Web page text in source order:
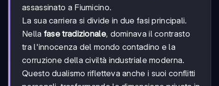
assassinato a Fiumicino.
La sua carriera si divide in due fasi principali.
Nella fase tradizionale, dominava il contrasto
tra l'innocenza del mondo contadino e la
corruzione della civiltà industriale moderna.
Questo dualismo rifletteva anche i suoi conflitti